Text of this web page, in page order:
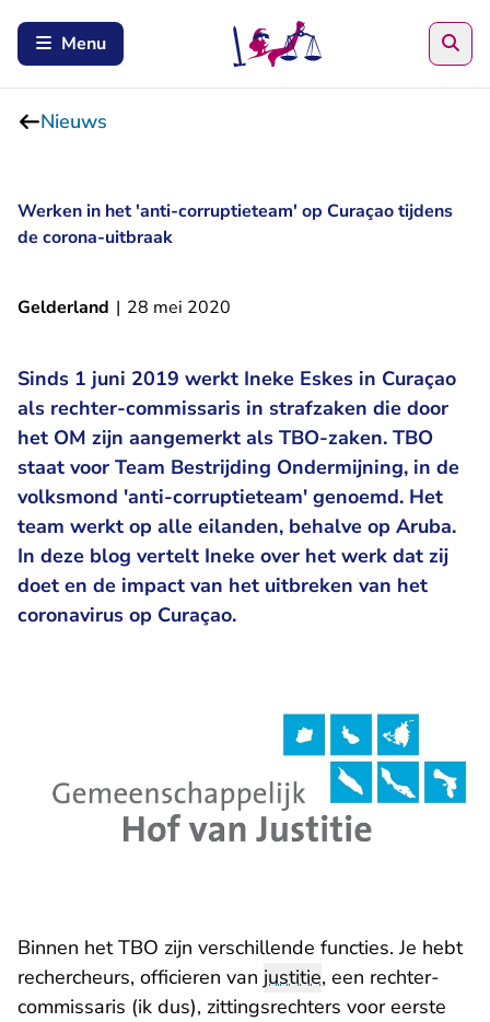
Menu
Nieuws
Werken in het 'anti-corruptieteam' op Curaçao tijdens
de corona-uitbraak
Gelderland | 28 mei 2020
Sinds 1 juni 2019 werkt Ineke Eskes in Curaçao
als rechter-commissaris in strafzaken die door
het OM zijn aangemerkt als TBO-zaken. TBO
staat voor Team Bestrijding Ondermijning, in de
volksmond 'anti-corruptieteam' genoemd. Het
team werkt op alle eilanden, behalve op Aruba.
In deze blog vertelt Ineke over het werk dat zij
doet en de impact van het uitbreken van het
coronavirus op Curaçao.
Binnen het TBO zijn verschillende functies. Je hebt
rechercheurs, officieren van justitie, een rechter-
commissaris (ik dus), zittingsrechters voor eerste